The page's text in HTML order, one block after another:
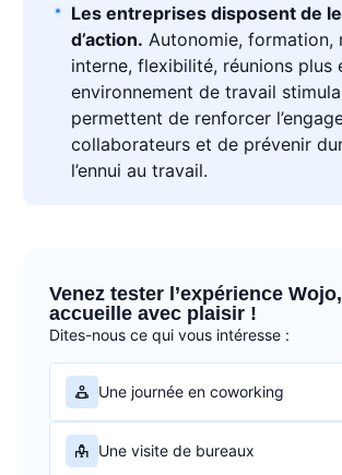
Les entreprises disposent de
d’action. Autonomie, formation,
interne, flexibilité, réunions plus
environnement de travail
permettent de renforcer
collaborateurs et de prévenir
l’ennui au travail.
Venez tester l’expérience
accueille avec plaisir !
Dites-nous ce qui vous intéresse :
Une journée en coworking
Une visite de bureaux